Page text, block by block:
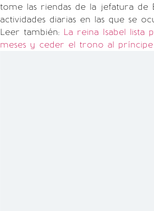
tome las riendas de la jefatura de
actividades diarias en las que se
Leer también: La reina Isabel lista
meses y ceder el trono al príncipe